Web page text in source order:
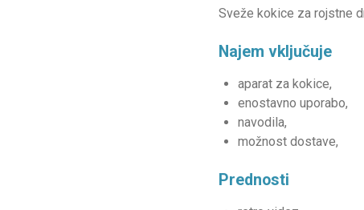
Sveže kokice za rojstne
Najem vključuje
aparat za kokice,
enostavno uporabo,
navodila,
možnost dostave,
Prednosti